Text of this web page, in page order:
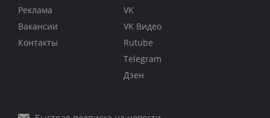
Реклама
Вакансии
Контакты
VK
VK Видео
Rutube
Telegram
Дзен